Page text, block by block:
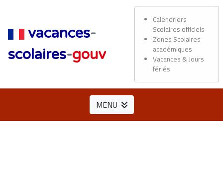
vacances-
scolaires-gouv
Calendriers
Scolaires officiels
Zones Scolaires
académiques
Vacances & Jours
fériés
MENU